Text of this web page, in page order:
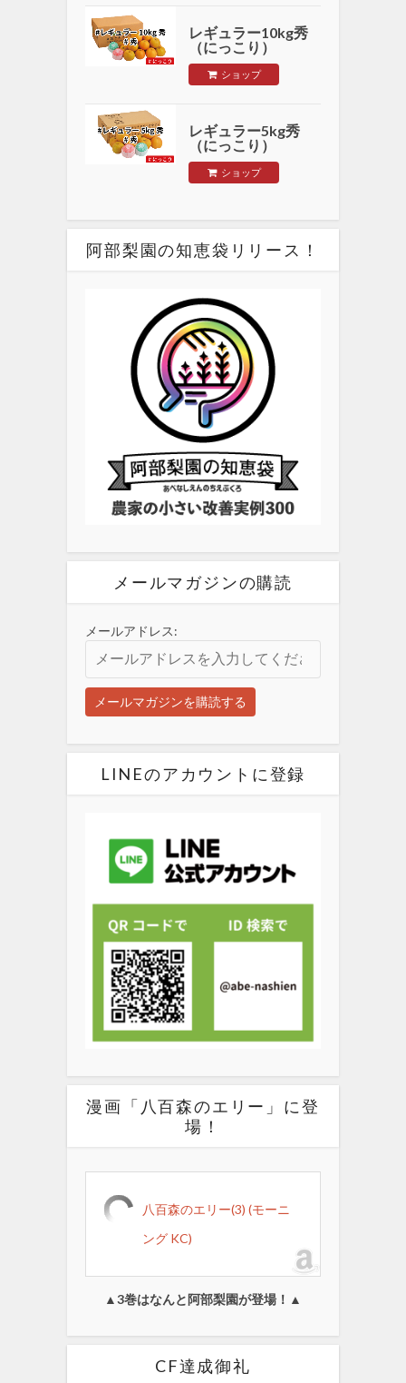
レギュラー10kg秀
（にっこり）
ショップ
レギュラー5kg秀
（にっこり）
ショップ
阿部梨園の知恵袋リリース！
メールマガジンの購読
メールアドレス:
LINEのアカウントに登録
漫画「八百森のエリー」に登
場！
八百森のエリー(3) (モーニ
ング KC)
▲3巻はなんと阿部梨園が登場！▲
CF達成御礼